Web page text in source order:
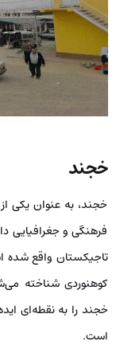
خجند
خجند، به عنوان یکی
فرهنگی و جغرافیایی
تاجیکستان واقع شده
کوهنوردی شناخته
خجند را به نقطه‌ای
است.